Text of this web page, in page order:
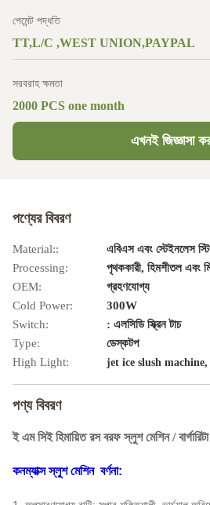
পেমেন্ট পদ্ধতি
TT,L/C ,WEST UNION,PAYPAL
সরবরাহ ক্ষমতা
2000 PCS one month
এখনই জিজ্ঞাসা
পণ্যের বিবরণ
Material::
এবিএস এবং স্টেইনলেস
Processing:
পৃথককারী, হিমশীতল এবং
OEM:
গ্রহণযোগ্য
Cold Power:
300W
Switch:
: এলসিডি স্ক্রিন টাচ
Type:
ডেস্কটপ
High Light:
jet ice slush machine,
পণ্য বিবরণ
ই এম সিই হিমায়িত রস বরফ স্লুশ মেশিন /
কনম্যাক্স স্লুশ মেশিন বর্ণনা: